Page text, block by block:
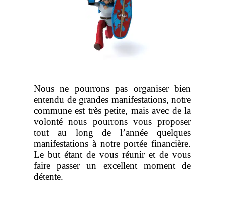
Nous ne pourrons pas organiser bien
entendu de grandes manifestations, notre
commune est très petite, mais avec de la
volonté nous pourrons vous proposer
tout au long de l’année quelques
manifestations à notre portée financière.
Le but étant de vous réunir et de vous
faire passer un excellent moment de
détente.